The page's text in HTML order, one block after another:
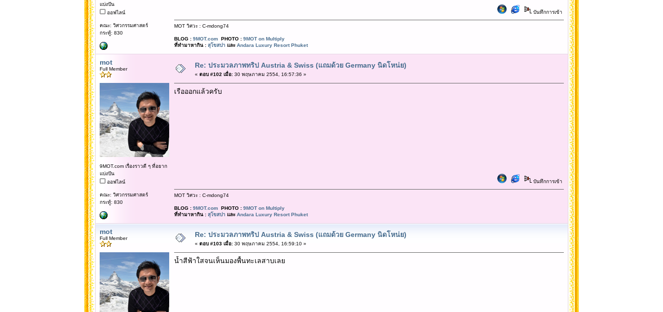
แบ่งปัน
ออฟไลน์
คณะ: วิศวกรรมศาสตร์
กระทู้: 830
บันทึกการเข้า
MOT วิศวะ : C-mdong74
BLOG : 9MOT.comPHOTO : 9MOT on Multiply
ที่ทำมาหากิน : สุโขสปา และ Andara Luxury Resort Phuket
mot
Full Member
9MOT.com เรื่องราวดี ๆ ที่อยาก
แบ่งปัน
ออฟไลน์
คณะ: วิศวกรรมศาสตร์
กระทู้: 830
Re: ประมวลภาพทริป Austria & Swiss (แถมด้วย Germany นิดโหน่ย)
« ตอบ #102 เมื่อ:30 พฤษภาคม 2554, 16:57:36 »
เรือออกแล้วครับ
บันทึกการเข้า
MOT วิศวะ : C-mdong74
BLOG : 9MOT.comPHOTO : 9MOT on Multiply
ที่ทำมาหากิน : สุโขสปา และ Andara Luxury Resort Phuket
mot
Full Member Re: ประมวลภาพทริป Austria & Swiss (แถมด้วย Germany นิดโหน่ย)
« ตอบ #103 เมื่อ:30 พฤษภาคม 2554, 16:59:10 »
น้ำสีฟ้าใสจนเห็นมองพื้นทะเลสาบเลย